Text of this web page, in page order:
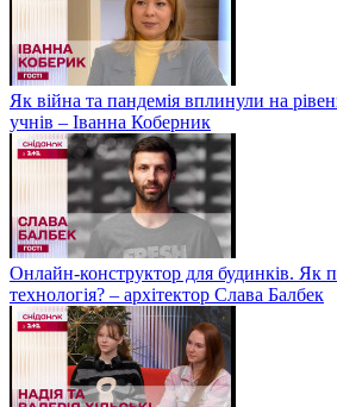
Як війна та пандемія вплинули на
учнів – Іванна Коберник
Онлайн-конструктор для будинків. Як
технологія? – архітектор Слава Балбек